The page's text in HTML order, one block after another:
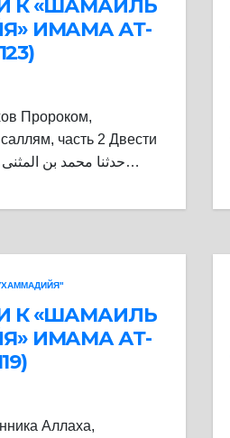
К «ШАМАИЛЬ
ИМАМА АТ-
Пророком,
часть 2 Двести
тридцать третий хадис حدثنا محمد بن المثنى…
К «ШАМАИЛЬ
ИМАМА АТ-
Аллаха,